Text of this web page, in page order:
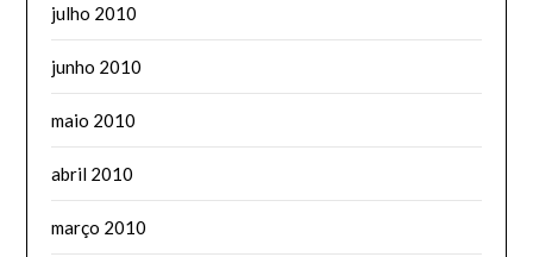
julho 2010
junho 2010
maio 2010
abril 2010
março 2010